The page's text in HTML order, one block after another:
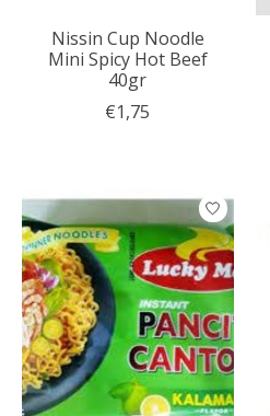
Nissin Cup Noodle
Mini Spicy Hot Beef
40gr
€1,75